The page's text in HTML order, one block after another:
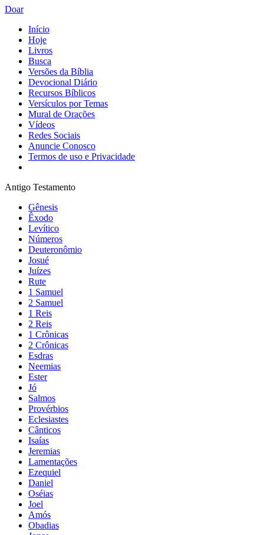
Doar
Início
Hoje
Livros
Busca
Versões da Bíblia
Devocional Diário
Recursos Bíblicos
Versículos por Temas
Mural de Orações
Vídeos
Redes Sociais
Anuncie Conosco
Termos de uso e Privacidade
Antigo Testamento
Gênesis
Êxodo
Levítico
Números
Deuteronômio
Josué
Juízes
Rute
1 Samuel
2 Samuel
1 Reis
2 Reis
1 Crônicas
2 Crônicas
Esdras
Neemias
Ester
Jó
Salmos
Provérbios
Eclesiastes
Cânticos
Isaías
Jeremias
Lamentações
Ezequiel
Daniel
Oséias
Joel
Amós
Obadias